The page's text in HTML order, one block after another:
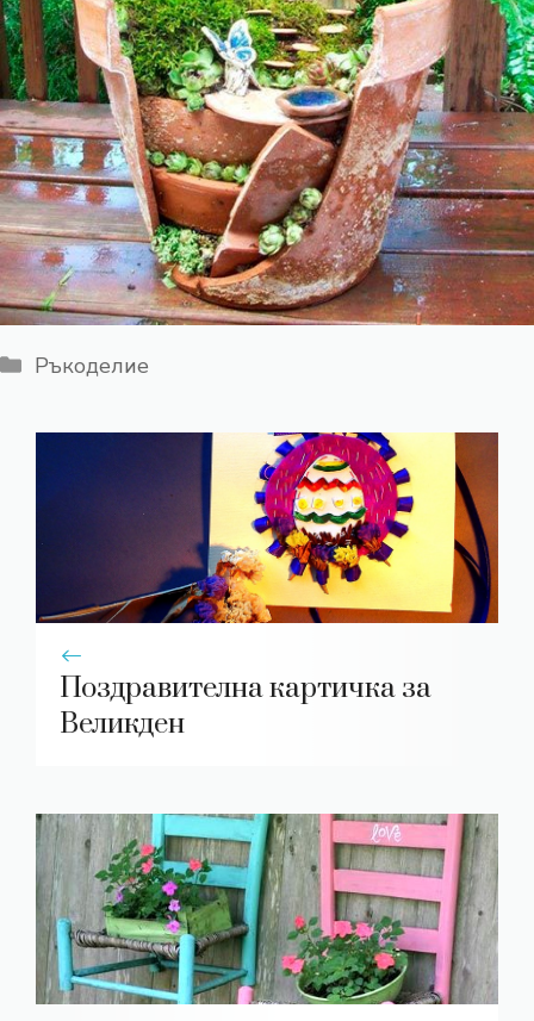
Категории
Ръкоделие
Поздравителна картичка за
Великден